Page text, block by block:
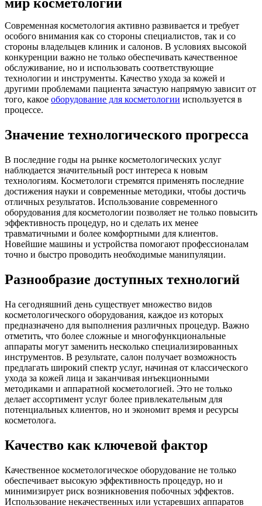
мир косметологии
Современная косметология активно развивается и требует
особого внимания как со стороны специалистов, так и со
стороны владельцев клиник и салонов. В условиях высокой
конкуренции важно не только обеспечивать качественное
обслуживание, но и использовать соответствующие
технологии и инструменты. Качество ухода за кожей и
другими проблемами пациента зачастую напрямую зависит от
того, какое оборудование для косметологии используется в
процессе.
Значение технологического прогресса
В последние годы на рынке косметологических услуг
наблюдается значительный рост интереса к новым
технологиям. Косметологи стремятся применять последние
достижения науки и современные методики, чтобы достичь
отличных результатов. Использование современного
оборудования для косметологии позволяет не только повысить
эффективность процедур, но и сделать их менее
травматичными и более комфортными для клиентов.
Новейшие машины и устройства помогают профессионалам
точно и быстро проводить необходимые манипуляции.
Разнообразие доступных технологий
На сегодняшний день существует множество видов
косметологического оборудования, каждое из которых
предназначено для выполнения различных процедур. Важно
отметить, что более сложные и многофункциональные
аппараты могут заменить несколько специализированных
инструментов. В результате, салон получает возможность
предлагать широкий спектр услуг, начиная от классического
ухода за кожей лица и заканчивая инъекционными
методиками и аппаратной косметологией. Это не только
делает ассортимент услуг более привлекательным для
потенциальных клиентов, но и экономит время и ресурсы
косметолога.
Качество как ключевой фактор
Качественное косметологическое оборудование не только
обеспечивает высокую эффективность процедур, но и
минимизирует риск возникновения побочных эффектов.
Использование некачественных или устаревших аппаратов